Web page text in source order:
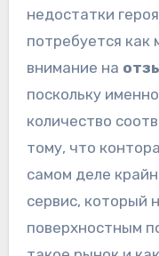
недостатки
потребуется как
внимание на
поскольку
количество
тому, что контора
самом деле
сервис, который
поверхностным